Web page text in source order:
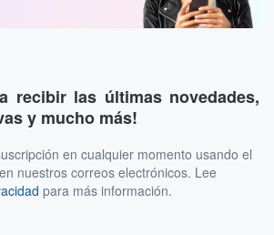
recibir las últimas novedades,
y mucho más!
en cualquier momento usando el
nuestros correos electrónicos. Lee
para más información.